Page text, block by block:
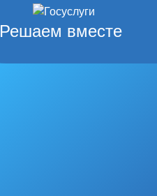
Решаем вместе